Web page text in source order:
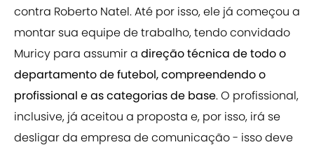
contra Roberto Natel. Até por isso, ele já começou a
montar sua equipe de trabalho, tendo convidado
Muricy para assumir a direção técnica de todo o
departamento de futebol, compreendendo o
profissional e as categorias de base. O profissional,
inclusive, já aceitou a proposta e, por isso, irá se
desligar da empresa de comunicação - isso deve